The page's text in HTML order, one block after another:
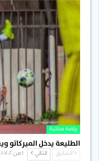
رياضة محلية
الطليعة يدخل الميركاتو
السابق التالي